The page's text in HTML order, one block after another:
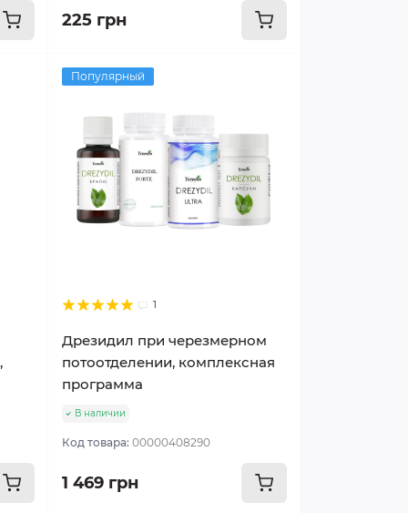
225 грн
Популярный
1
Дрезидил при черезмерном
потоотделении, комплексная
программа
В наличии
Код товара:00000408290
1 469 грн